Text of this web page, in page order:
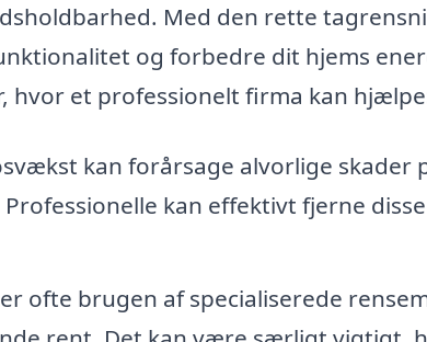
Med den rette
og forbedre dit hjems
hvor et professionelt firma kan
kan forårsage alvorlige skader
kan effektivt fjerne
ofte brugen af specialiserede